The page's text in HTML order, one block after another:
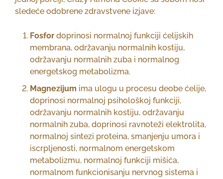
sledeće odobrene zdravstvene izjave:
Fosfor doprinosi normalnoj funkciji ćelijskih
membrana, održavanju normalnih kostiju,
održavanju normalnih zuba i normalnog
energetskog metabolizma.
Magnezijum ima ulogu u procesu deobe ćelije,
doprinosi normalnoj psihološkoj funkciji,
održavanju normalnih kostiju, održavanju
normalnih zuba, doprinosi ravnoteži elektrolita,
normalnoj sintezi proteina, smanjenju umora i
iscrpljenosti, normalnom energetskom
metabolizmu, normalnoj funkciji mišića,
normalnom funkcionisanju nervnog sistema i